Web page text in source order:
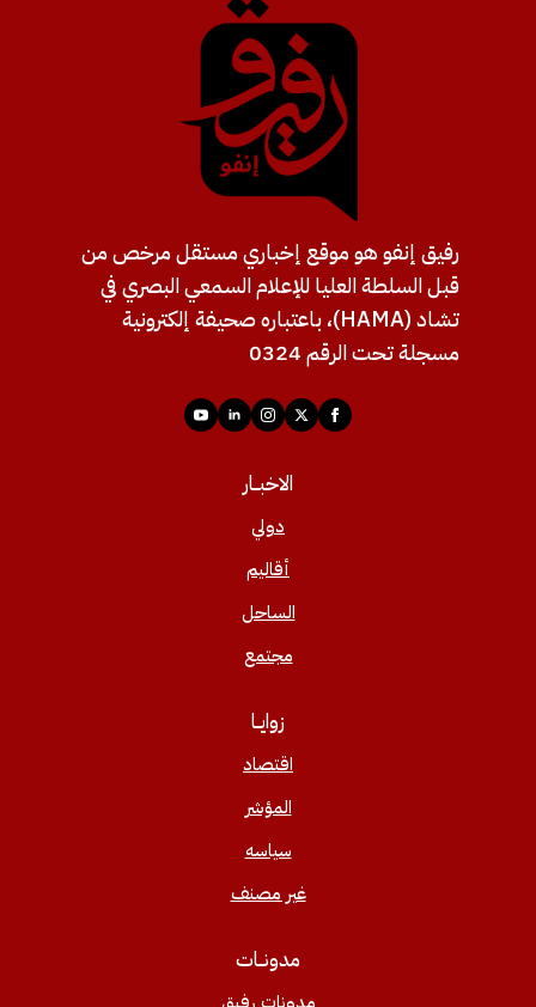
رفيق إنفو هو موقع إخباري مستقل مرخص من
قبل السلطة العليا للإعلام السمعي البصري في
تشاد (HAMA)، باعتباره صحيفة إلكترونية
مسجلة تحت الرقم 0324
الاخبــار
دولي
أقاليم
الساحل
مجتمع
زوايــا
اقتصاد
المؤشر
سياسه
غير مصنف
مدونــات